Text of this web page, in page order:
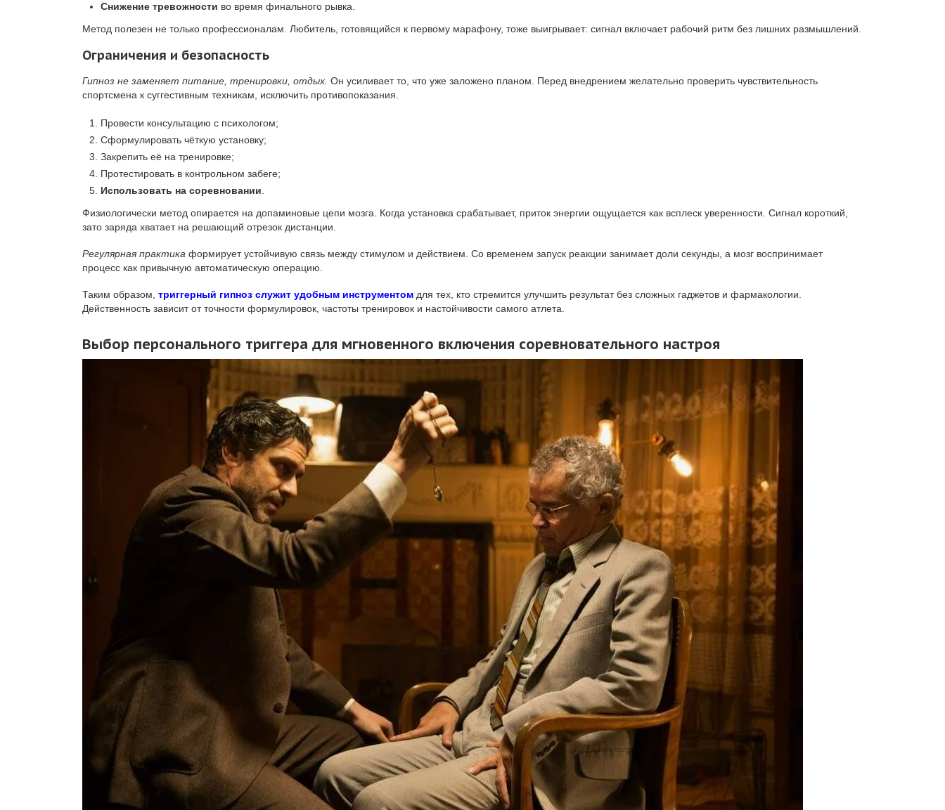
Снижение тревожности во время финального рывка.
Метод полезен не только профессионалам. Любитель, готовящийся к первому марафону, тоже выигрывает: сигнал включает рабочий ритм без лишних размышлений.
Ограничения и безопасность
Гипноз не заменяет питание, тренировки, отдых. Он усиливает то, что уже заложено планом. Перед внедрением желательно проверить чувствительность
спортсмена к суггестивным техникам, исключить противопоказания.
Провести консультацию с психологом;
Сформулировать чёткую установку;
Закрепить её на тренировке;
Протестировать в контрольном забеге;
Использовать на соревновании
Физиологически метод опирается на допаминовые цепи мозга. Когда установка срабатывает, приток энергии ощущается как всплеск уверенности. Сигнал короткий,
зато заряда хватает на решающий отрезок дистанции.
Регулярная практика формирует устойчивую связь между стимулом и действием. Со временем запуск реакции занимает доли секунды, а мозг воспринимает
процесс как привычную автоматическую операцию.
Таким образом, триггерный гипноз служит удобным инструментом для тех, кто стремится улучшить результат без сложных гаджетов и фармакологии.
Действенность зависит от точности формулировок, частоты тренировок и настойчивости самого атлета.
Выбор персонального триггера для мгновенного включения соревновательного настроя